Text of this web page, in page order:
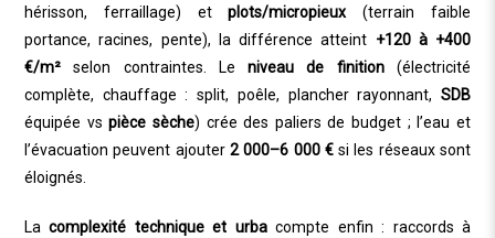
hérisson, ferraillage) etplots/micropieux(terrain faible
portance, racines, pente), la différence atteint +120 à +400
€/m² selon contraintes. Leniveau de finition(électricité
complète, chauffage : split, poêle, plancher rayonnant, SDB
équipée vspièce sèche) crée des paliers de budget ; l’eau et
l’évacuation peuvent ajouter 2 000–6 000 €si les réseaux sont
éloignés.
Lacomplexité technique et urbacompte enfin : raccords à